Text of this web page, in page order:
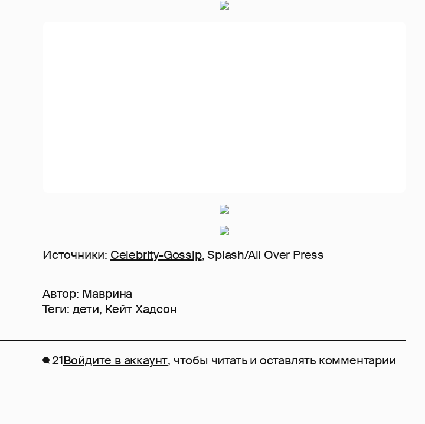
Источники: Celebrity-Gossip, Splash/All Over Press
Автор: Маврина
Теги: дети, Кейт Хадсон
21Войдите в аккаунт, чтобы читать и оставлять комментарии